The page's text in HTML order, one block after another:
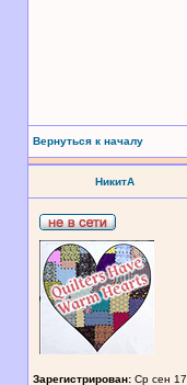
Вернуться к началу
НикитА
Зарегистрирован: Ср сен 17,